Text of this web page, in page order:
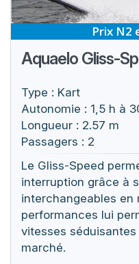
Prix N2
Aquaelo Gliss-
Type : Kart
Autonomie : 1,5 h à
Longueur : 2.57 m
Passagers : 2
Le Gliss-Speed
interruption grâce à
interchangeables en
performances lui
vitesses
marché.